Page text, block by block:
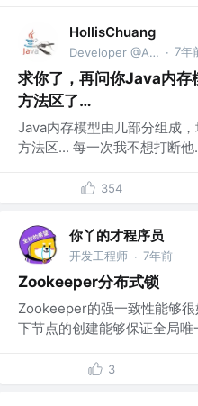
HollisChuang
Developer @Alibaba · 7年
求你了，再问你Java内存
方法区了…
Java内存模型由几部分组成，
方法区... 每一次我不想打断他
354
你丫的才程序员
开发工程师 · 7年前
Zookeeper分布式锁
Zookeeper的强一致性能够
下节点的创建能够保证全局唯
3